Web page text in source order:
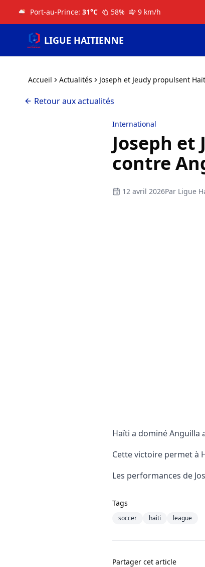
Port-au-Prince: 31°C 58% 9 km/h
LIGUE HAITIENNE
Accueil Actualités Joseph et Jeudy propulsent
Retour aux actualités
International
Joseph
contre
12 avril 2026Par Ligue
Haïti a dominé Anguilla
Cette victoire permet à
Les performances de
Tags
soccer haiti league
Partager cet article